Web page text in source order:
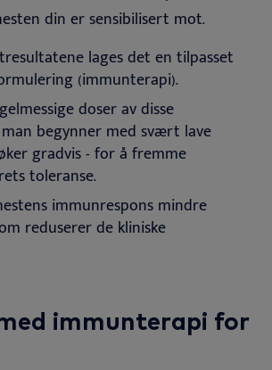
din er sensibilisert mot.
lages det en tilpasset
(immunterapi).
doser av disse
begynner med svært lave
gradvis - for å fremme
toleranse.
immunrespons mindre
reduserer de kliniske
immunterapi for